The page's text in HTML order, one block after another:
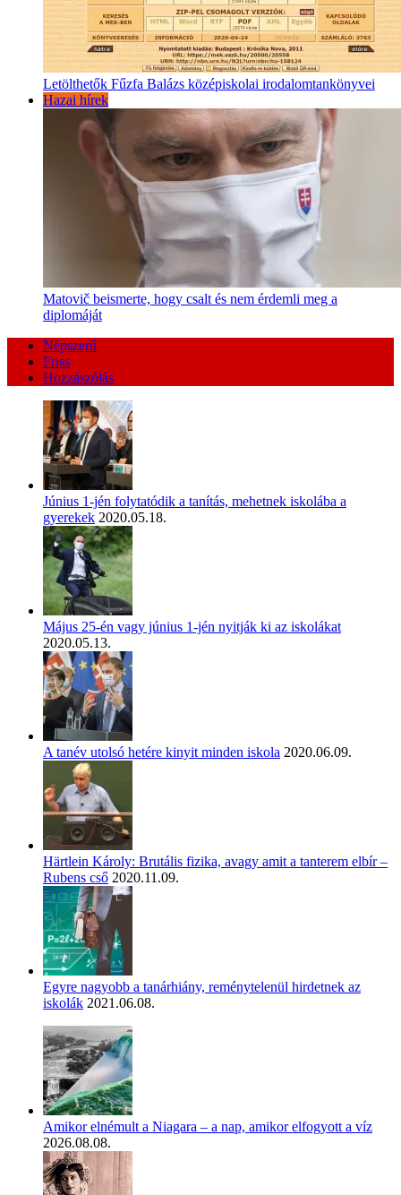
Letölthetők Fűzfa Balázs középiskolai irodalomtankönyvei
Hazai hírek
Matovič beismerte, hogy csalt és nem érdemli meg a
diplomáját
Népszerű
Friss
Hozzászólás
Június 1-jén folytatódik a tanítás, mehetnek iskolába a
gyerekek 2020.05.18.
Május 25-én vagy június 1-jén nyitják ki az iskolákat
2020.05.13.
A tanév utolsó hetére kinyit minden iskola 2020.06.09.
Härtlein Károly: Brutális fizika, avagy amit a tanterem elbír –
Rubens cső 2020.11.09.
Egyre nagyobb a tanárhiány, reménytelenül hirdetnek az
iskolák 2021.06.08.
Amikor elnémult a Niagara – a nap, amikor elfogyott a víz
2026.08.08.